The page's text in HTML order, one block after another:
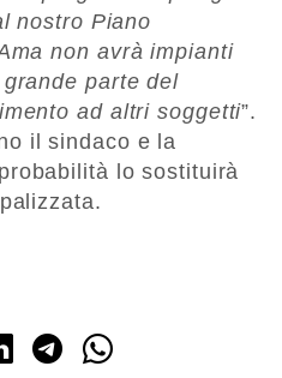
nostro Piano
non avrà impianti
parte del
ad altri soggetti”.
il sindaco e la
lo sostituirà